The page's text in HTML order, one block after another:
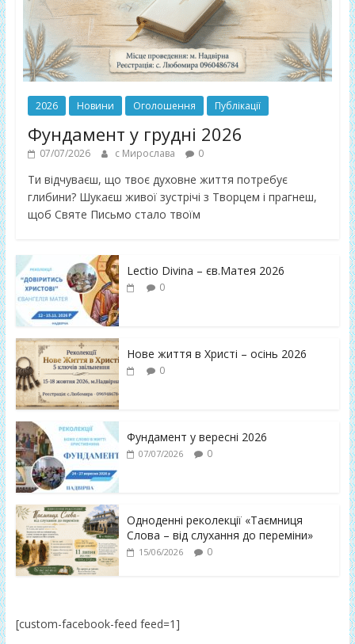
2026 Новини Оголошення Публікації
Фундамент у грудні 2026
07/07/2026 с Мирослава 0
Ти відчуваєш, що твоє духовне життя потребує
глибини? Шукаєш живої зустрічі з Творцем і прагнеш,
щоб Святе Письмо стало твоїм
Lectio Divina – єв.Матея 2026
0
Нове життя в Христі – осінь 2026
0
Фундамент у вересні 2026
07/07/2026 0
Одноденні реколекції «Таємниця
Слова – від слухання до переміни»
15/06/2026 0
[custom-facebook-feed feed=1]